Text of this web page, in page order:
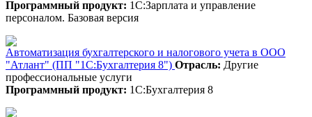
Программный продукт: 1С:Зарплата и управление
персоналом. Базовая версия
Автоматизация бухгалтерского и налогового учета в ООО
"Атлант" (ПП "1С:Бухгалтерия 8") Отрасль: Другие
профессиональные услуги
Программный продукт: 1С:Бухгалтерия 8